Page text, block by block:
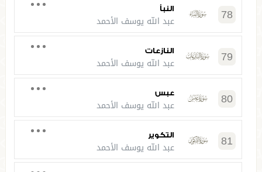
78 النبأ
عبد الله يوسف الأحمد
79 النازعات
عبد الله يوسف الأحمد
80 عبس
عبد الله يوسف الأحمد
81 التكوير
عبد الله يوسف الأحمد